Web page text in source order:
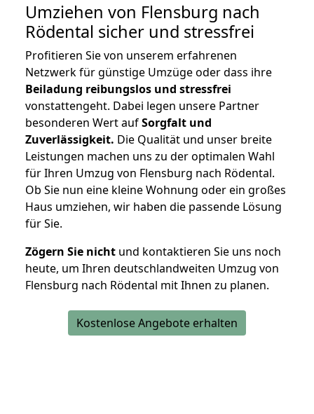
Umziehen von Flensburg nach
Rödental sicher und stressfrei
Profitieren Sie von unserem erfahrenen
Netzwerk für günstige Umzüge oder dass ihre
Beiladung reibungslos und stressfrei
vonstattengeht. Dabei legen unsere Partner
besonderen Wert aufSorgfalt und
Zuverlässigkeit. Die Qualität und unser breite
Leistungen machen uns zu der optimalen Wahl
für Ihren Umzug von Flensburg nach Rödental.
Ob Sie nun eine kleine Wohnung oder ein großes
Haus umziehen, wir haben die passende Lösung
für Sie.
Zögern Sie nicht und kontaktieren Sie uns noch
heute, um Ihren deutschlandweiten Umzug von
Flensburg nach Rödental mit Ihnen zu planen.
Kostenlose Angebote erhalten